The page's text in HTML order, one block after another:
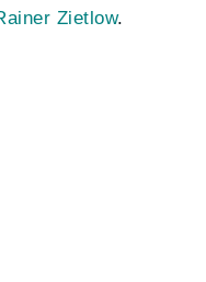
Zietlow.